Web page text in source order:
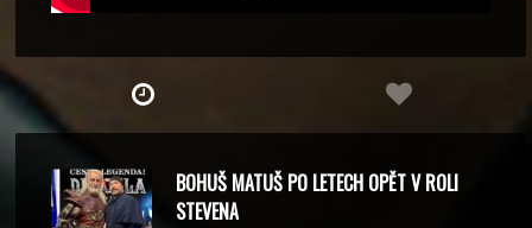
BOHUŠ MATUŠ PO LETECH OPĚT V ROLI
STEVENA